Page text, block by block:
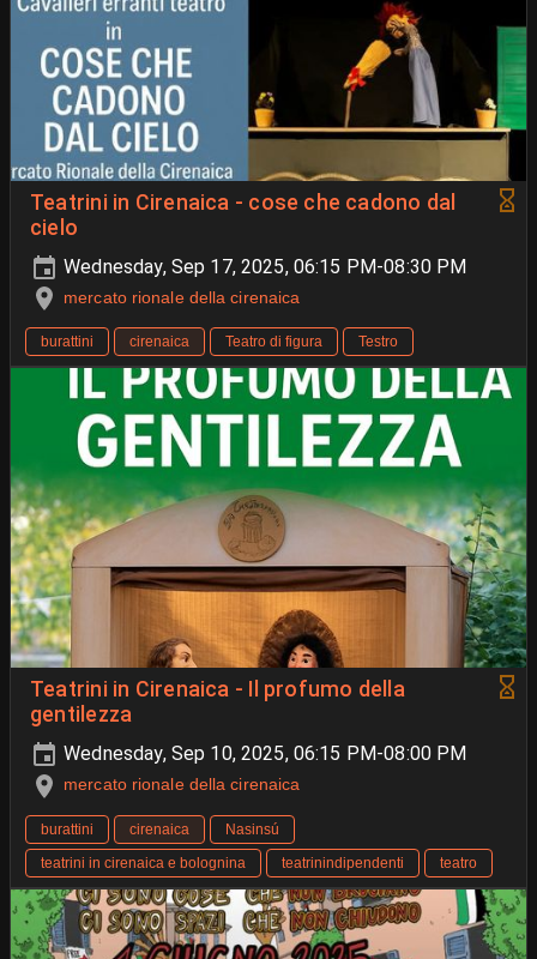
Teatrini in Cirenaica - cose che cadono dal
cielo
Wednesday, Sep 17, 2025, 06:15 PM-08:30 PM
mercato rionale della cirenaica
burattini cirenaica Teatro di figura Testro
Teatrini in Cirenaica - Il profumo della
gentilezza
Wednesday, Sep 10, 2025, 06:15 PM-08:00 PM
mercato rionale della cirenaica
burattini cirenaica
Nasinsú
teatrini in cirenaica e bolognina
teatrinindipendenti teatro